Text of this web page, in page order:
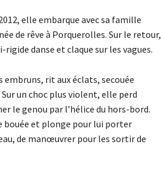
elle embarque avec sa famille
de rêve à Porquerolles. Sur le retour,
danse et claque sur les vagues.
rit aux éclats, secouée
un choc plus violent, elle perd
le genou par l’hélice du hors-bord.
bouée et plonge pour lui porter
de manœuvrer pour les sortir de